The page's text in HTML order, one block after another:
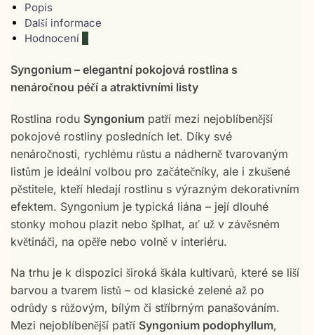
Popis
Další informace
Hodnocení 0
Syngonium – elegantní pokojová rostlina s
nenáročnou péčí a atraktivními listy
Rostlina rodu Syngonium patří mezi nejoblíbenější
pokojové rostliny posledních let. Díky své
nenáročnosti, rychlému růstu a nádherně tvarovaným
listům je ideální volbou pro začátečníky, ale i zkušené
pěstitele, kteří hledají rostlinu s výrazným dekorativním
efektem. Syngonium je typická liána – její dlouhé
stonky mohou plazit nebo šplhat, ať už v závěsném
květináči, na opěře nebo volně v interiéru.
Na trhu je k dispozici široká škála kultivarů, které se liší
barvou a tvarem listů – od klasické zelené až po
odrůdy s růžovým, bílým či stříbrným panašováním.
Mezi nejoblíbenější patří Syngonium podophyllum,